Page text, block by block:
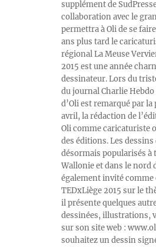
supplément de
collaboration avec le
permettra à Oli de se
ans plus tard le
régional La Meuse
2015 est une année
dessinateur. Lors du
du journal Charlie
d’Oli est remarqué par
avril, la rédaction de
Oli comme caricaturiste
des éditions. Les
désormais popularisés à
Wallonie et dans le nord
également invité
TEDxLiège 2015 sur le
il présente quelques
dessinées, illustrations,
sur son site web :
souhaitez un dessin